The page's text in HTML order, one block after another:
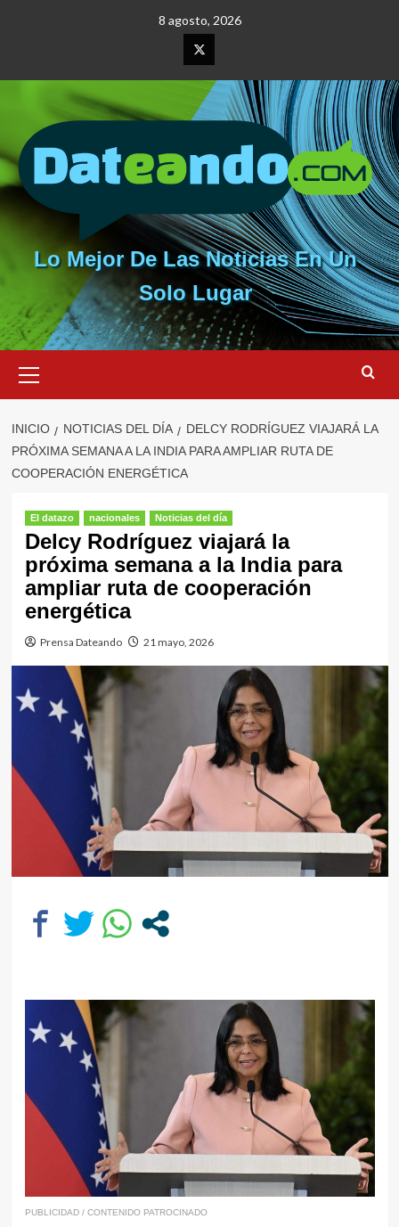
8 agosto, 2026
Elemento
del
menú
Lo Mejor De Las Noticias En Un
Solo Lugar
primario
INICIO NOTICIAS DEL DÍA
DELCY RODRÍGUEZ VIAJARÁ LA
PRÓXIMA SEMANA A LA INDIA PARA AMPLIAR RUTA DE
COOPERACIÓN ENERGÉTICA
El datazo nacionales Noticias del día
Delcy Rodríguez viajará la
próxima semana a la India para
ampliar ruta de cooperación
energética
Prensa Dateando 21 mayo, 2026
PUBLICIDAD / CONTENIDO PATROCINADO